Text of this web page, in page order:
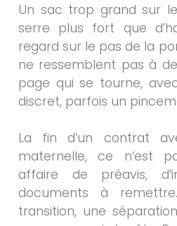
Un sac trop grand sur
serre plus fort que
regard sur le pas de la
ne ressemblent pas à
page qui se tourne,
discret, parfois un
La fin d’un contrat
maternelle, ce n’est
affaire de préavis,
documents à
transition, une